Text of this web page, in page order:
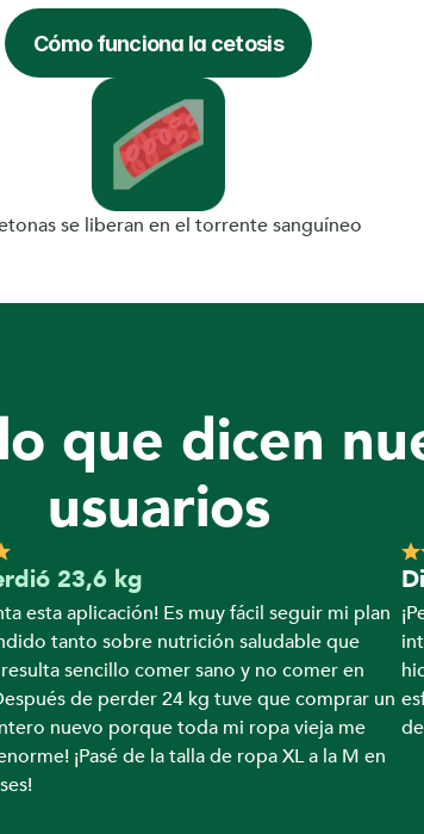
Cómo funciona la cetosis
se liberan en el torrente sanguíneo
que dicen
usuarios
23,6 kg
esta aplicación! Es muy fácil seguir mi plan
tanto sobre nutrición saludable que
sencillo comer sano y no comer en
de perder 24 kg tuve que comprar un
nuevo porque toda mi ropa vieja me
¡Pasé de la talla de ropa XL a la M en